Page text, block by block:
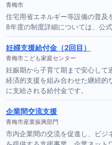
青梅市
住宅用省エネルギー等設備の普及
8年度の制度詳細については、公
妊婦支援給付金（2回目）
青梅市こども家庭センター
妊娠期から子育て期まで安心して
経済的支援を組み合わせた継続的
に支給される給付金です。
企業間交流支援
青梅市産業振興部門
市内企業間の交流を促進し、ビジ